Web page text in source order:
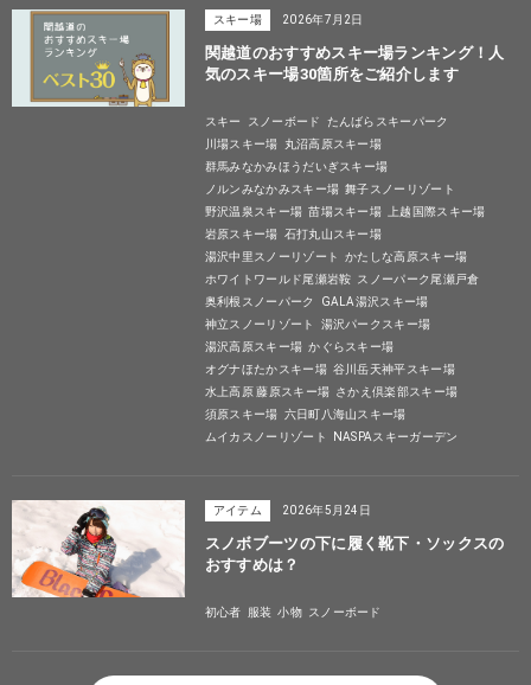
スキー場 2026年7月2日
関越道のおすすめスキー場ランキング！人
気のスキー場30箇所をご紹介します
スキー スノーボード
たんばらスキーパーク
川場スキー場
丸沼高原スキー場
群馬みなかみほうだいぎスキー場
ノルンみなかみスキー場 舞子スノーリゾート
野沢温泉スキー場 苗場スキー場
上越国際スキー場
岩原スキー場 石打丸山スキー場
湯沢中里スノーリゾート
かたしな高原スキー場
ホワイトワールド尾瀬岩鞍 スノーパーク尾瀬戸倉
奥利根スノーパーク
GALA湯沢スキー場
神立スノーリゾート
湯沢パークスキー場
湯沢高原スキー場 かぐらスキー場
オグナほたかスキー場 谷川岳天神平スキー場
水上高原 藤原スキー場 さかえ倶楽部スキー場
須原スキー場 六日町八海山スキー場
ムイカスノーリゾート
NASPAスキーガーデン
アイテム 2026年5月24日
スノボブーツの下に履く靴下・ソックスの
おすすめは？
初心者 服装 小物 スノーボード